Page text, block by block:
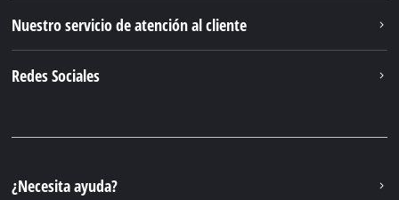
Nuestro servicio de atención al cliente
Redes Sociales
¿Necesita ayuda?